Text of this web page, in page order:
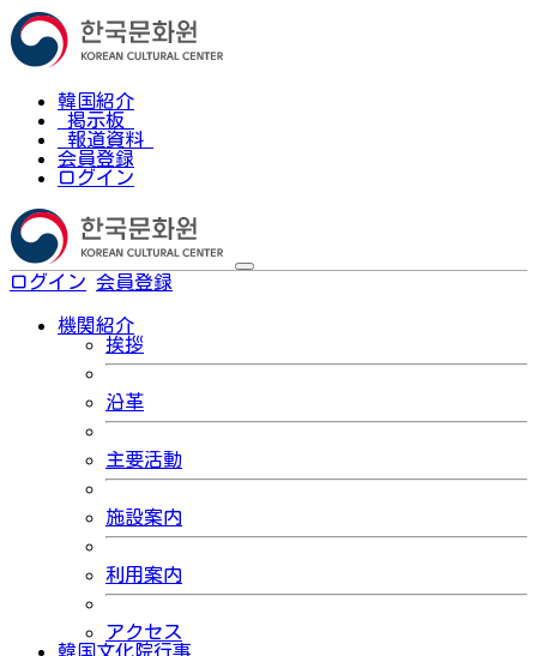
韓国紹介
掲示板
報道資料
会員登録
ログイン
ログイン 会員登録
機関紹介
挨拶
沿革
主要活動
施設案内
利用案内
アクセス
韓国文化院行事